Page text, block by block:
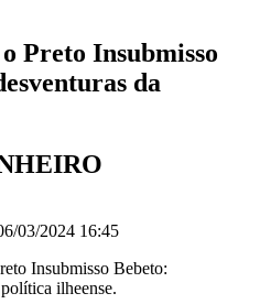
Preto Insubmisso
da
03/2024 16:45